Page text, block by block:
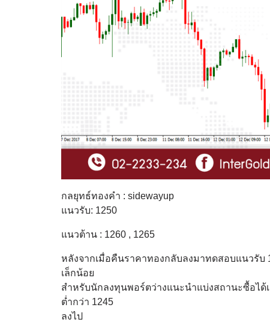
กลยุทธ์ทองคำ : sidewayup
แนวรับ: 1250
แนวต้าน : 1260 , 1265
หลังจากเมื่อคืนราคาทองกลับลงมาทดสอบแนวรับ
เล็กน้อย
สำหรับนักลงทุนพอร์ตว่างแนะนำแบ่งสถานะซื้อได้
ต่ำกว่า 1245
ลงไป